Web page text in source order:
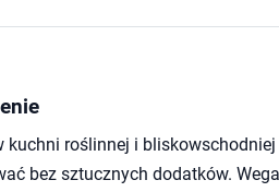
kuchni roślinnej i
bez sztucznych dodatków.